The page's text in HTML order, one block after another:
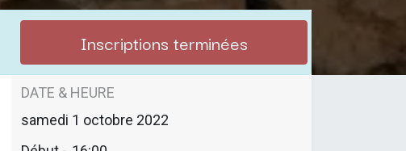
Inscriptions terminées
DATE & HEURE
samedi 1 octobre 2022